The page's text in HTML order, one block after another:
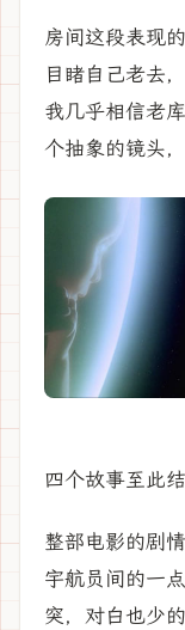
房间这段表现
目睹自己老去
我几乎相信老
个抽象的镜头
四个故事至此结
整部电影的剧
宇航员间的一
突，对白也少